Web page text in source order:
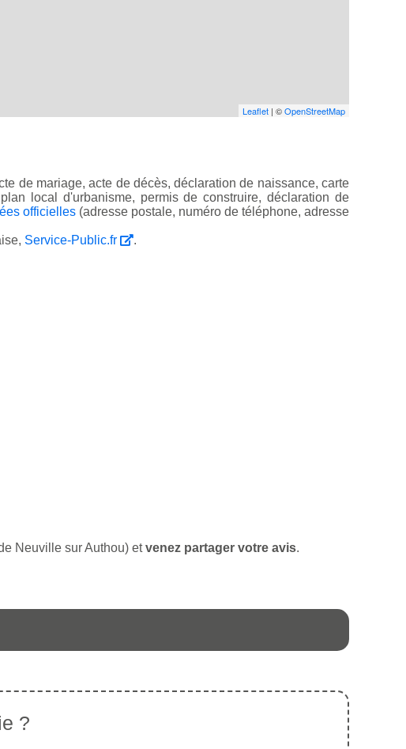
Leaflet | ©OpenStreetMap
de mariage, acte de décès, déclaration de naissance, carte
local d'urbanisme, permis de construire, déclaration de
officielles (adresse postale, numéro de téléphone, adresse
Service-Public.fr .
Neuville sur Authou) etvenez partager votre avis.
?